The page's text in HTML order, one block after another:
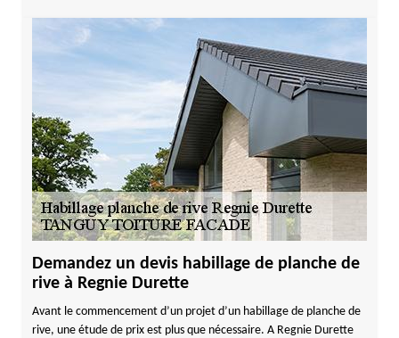
Demandez un devis habillage de planche de
rive à Regnie Durette
Avant le commencement d’un projet d’un habillage de planche de
rive, une étude de prix est plus que nécessaire. A Regnie Durette